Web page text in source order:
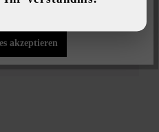
akzeptieren